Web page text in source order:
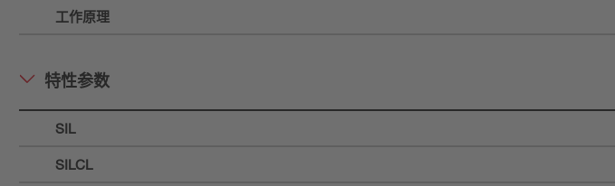
工作原理
特性参数
SIL
SILCL